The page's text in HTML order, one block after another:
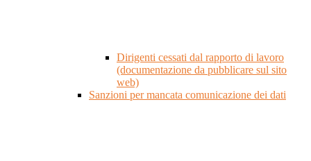
Dirigenti cessati dal rapporto di lavoro
(documentazione da pubblicare sul sito
web)
Sanzioni per mancata comunicazione dei dati